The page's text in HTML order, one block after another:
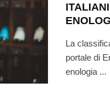
La
portale di
enologia ...